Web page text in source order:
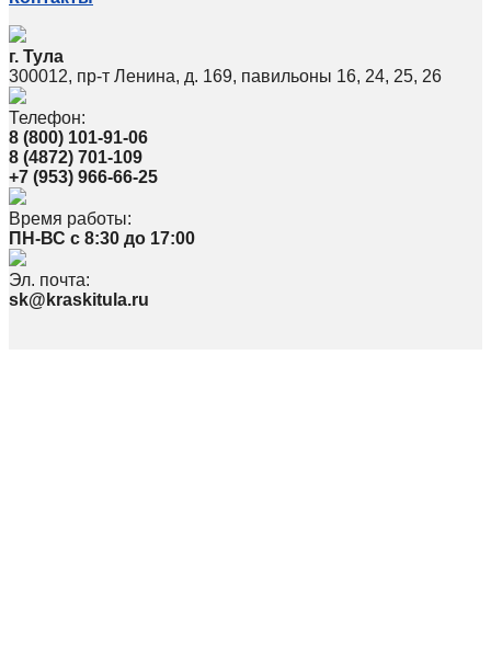
г. Тула
300012, пр-т Ленина, д. 169, павильоны 16, 24, 25, 26
Телефон:
8 (800) 101-91-06
8 (4872) 701-109
+7 (953) 966-66-25
Время работы:
ПН-ВС с 8:30 до 17:00
Эл. почта:
sk@kraskitula.ru